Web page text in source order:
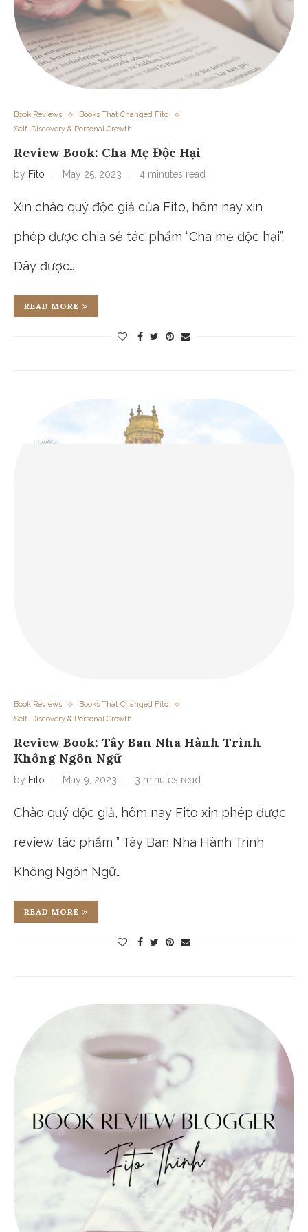
Book Reviews
Books That Changed Fito
Self-Discovery & Personal Growth
Review Book: Cha Mẹ Độc Hại
by Fito May 25, 2023 4 minutes read
Xin chào quý độc giả của Fito, hôm nay xin
phép được chia sẻ tác phẩm “Cha mẹ độc hại”.
Đây được…
READ MORE
Book Reviews
Books That Changed Fito
Self-Discovery & Personal Growth
Review Book: Tây Ban Nha Hành Trình
Không Ngôn Ngữ
by Fito May 9, 2023 3 minutes read
Chào quý độc giả, hôm nay Fito xin phép được
review tác phẩm ” Tây Ban Nha Hành Trình
Không Ngôn Ngữ…
READ MORE